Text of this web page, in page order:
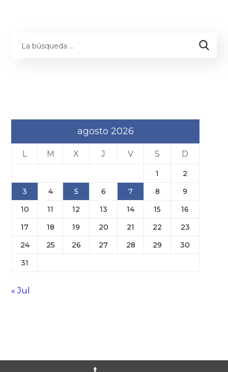
agosto 2026
L M X J V S D
1
2
3
4 5 6 7 8
9
10
11 12 13 14 15
16
17
18 19 20 21 22
23
24
25 26 27 28 29
30
31
« Jul